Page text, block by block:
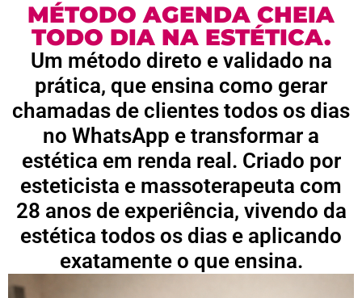
MÉTODO AGENDA CHEIA
TODO DIA NA ESTÉTICA.
Um método direto e validado na
prática, que ensina como gerar
chamadas de clientes todos os dias
no WhatsApp e transformar a
estética em renda real. Criado por
esteticista e massoterapeuta com
28 anos de experiência, vivendo da
estética todos os dias e aplicando
exatamente o que ensina.